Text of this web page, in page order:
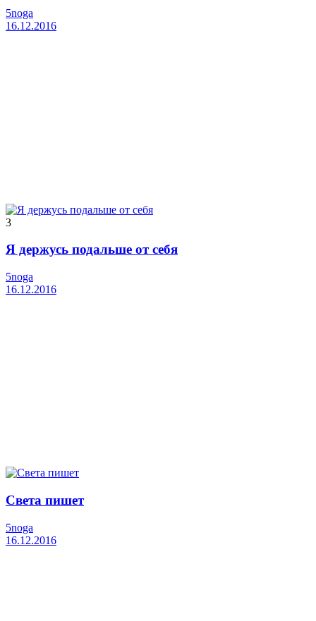
5noga
16.12.2016
3
Я держусь подальше от себя
5noga
16.12.2016
Света пишет
5noga
16.12.2016